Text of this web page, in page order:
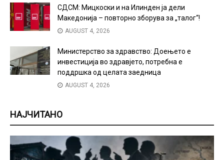
СДСМ: Мицкоски и на Илинден ја дели
Македонија – повторно зборува за „талог“!
AUGUST 4, 2026
Министерство за здравство: Доењето е
инвестиција во здравјето, потребна е
поддршка од целата заедница
AUGUST 4, 2026
НАЈЧИТАНО